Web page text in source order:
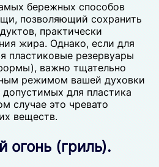
бережных способов
позволяющий сохранить
практически
жира. Однако, если для
пластиковые резервуары
важно тщательно
режимом вашей духовки
для пластика
случае это чревато
веществ.
огонь (гриль).